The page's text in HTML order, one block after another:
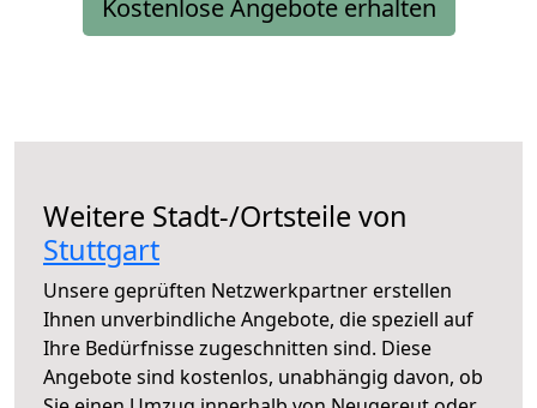
Kostenlose Angebote erhalten
Weitere Stadt-/Ortsteile von
Stuttgart
Unsere geprüften Netzwerkpartner erstellen
Ihnen unverbindliche Angebote, die speziell auf
Ihre Bedürfnisse zugeschnitten sind. Diese
Angebote sind kostenlos, unabhängig davon, ob